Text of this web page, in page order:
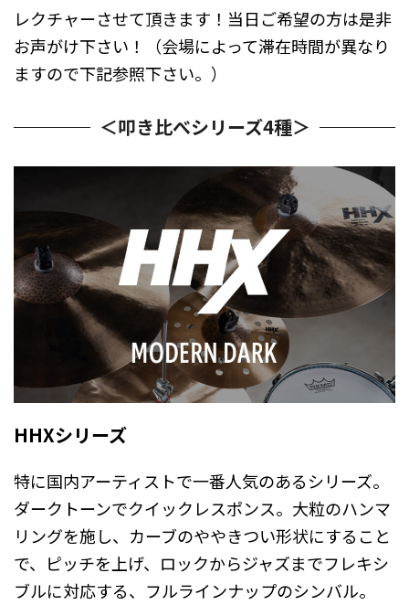
レクチャーさせて頂きます！当日ご希望の方は是非
お声がけ下さい！（会場によって滞在時間が異なり
ますので下記参照下さい。）
＜叩き比べシリーズ4種＞
HHXシリーズ
特に国内アーティストで一番人気のあるシリーズ。
ダークトーンでクイックレスポンス。大粒のハンマ
リングを施し、カーブのややきつい形状にすること
で、ピッチを上げ、ロックからジャズまでフレキシ
ブルに対応する、フルラインナップのシンバル。